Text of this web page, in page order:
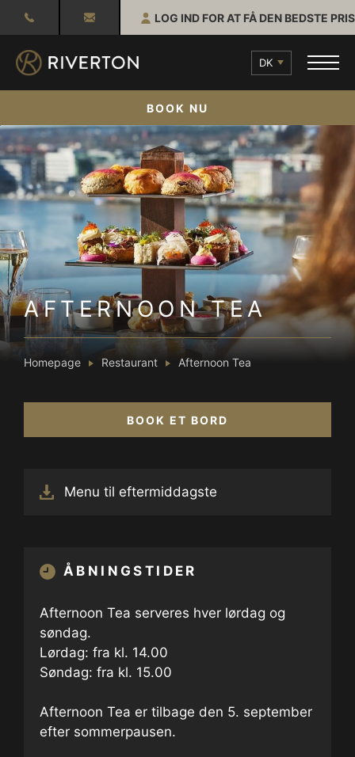
LOG IND FOR AT FÅ DEN BEDSTE PRIS
DK
BOOK NU
AFTERNOON TEA
Homepage Restaurant Afternoon Tea
BOOK ET BORD
Menu til eftermiddagste
ÅBNINGSTIDER
Afternoon Tea serveres hver lørdag og
søndag.
Lørdag: fra kl. 14.00
Søndag: fra kl. 15.00
Afternoon Tea er tilbage den 5. september
efter sommerpausen.